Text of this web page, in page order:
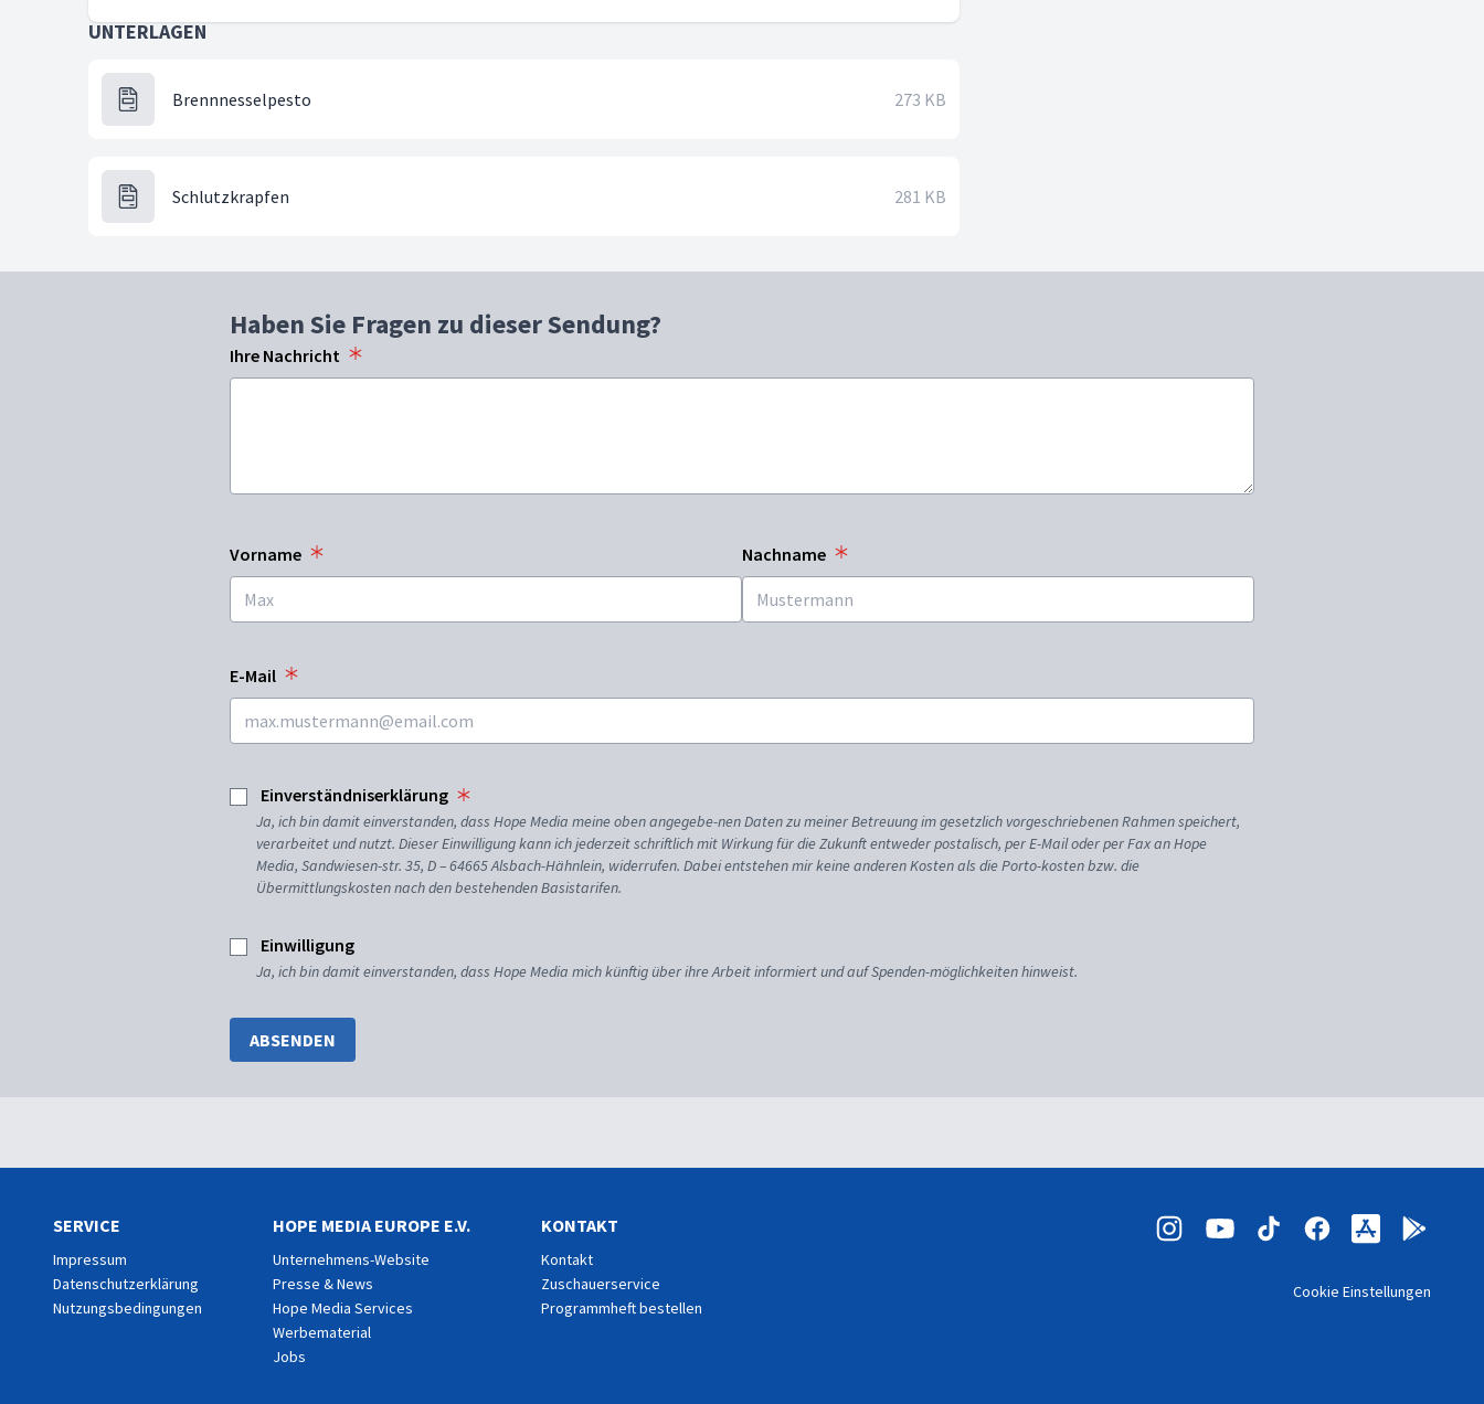
UNTERLAGEN
Brennnesselpesto 273 KB
Schlutzkrapfen 281 KB
Haben Sie Fragen zu dieser Sendung?
Ihre Nachricht
Vorname Nachname
E-Mail
Einverständniserklärung
Ja, ich bin damit einverstanden, dass Hope Media meine oben angegebe-nen Daten zu meiner Betreuung im gesetzlich vorgeschriebenen Rahmen speichert,
verarbeitet und nutzt. Dieser Einwilligung kann ich jederzeit schriftlich mit Wirkung für die Zukunft entweder postalisch, per E-Mail oder per Fax an Hope
Media, Sandwiesen-str. 35, D – 64665 Alsbach-Hähnlein, widerrufen. Dabei entstehen mir keine anderen Kosten als die Porto-kosten bzw. die
Übermittlungskosten nach den bestehenden Basistarifen.
Einwilligung
Ja, ich bin damit einverstanden, dass Hope Media mich künftig über ihre Arbeit informiert und auf Spenden-möglichkeiten hinweist.
ABSENDEN
SERVICE
Impressum
Datenschutzerklärung
Nutzungsbedingungen
HOPE MEDIA EUROPE E.V.
Unternehmens-Website
Presse & News
Hope Media Services
Werbematerial
Jobs
KONTAKT
Kontakt
Zuschauerservice
Programmheft bestellen
Cookie Einstellungen